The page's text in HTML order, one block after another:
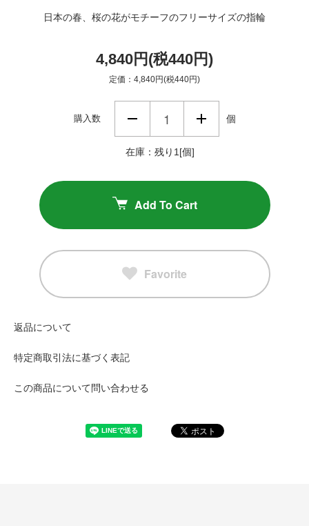
日本の春、桜の花がモチーフのフリーサイズの指輪
4,840円(税440円)
定価：4,840円(税440円)
購入数 個
在庫：残り1[個]
Add To Cart
Favorite
返品について
特定商取引法に基づく表記
この商品について問い合わせる